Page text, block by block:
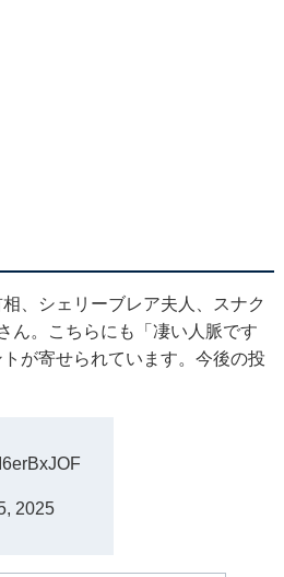
、シェリーブレア夫人、スナク
ん。こちらにも「凄い人脈です
が寄せられています。今後の投
2025